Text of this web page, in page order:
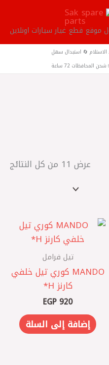
موقع قطع غيار سيارات اونلاين
عرض ⁦11⁩ من كل النتائج
تيل فرامل
‏MANDO كوري تيل خلفي
كارنز ‏H*
EGP 920
إضافة إلى السلة